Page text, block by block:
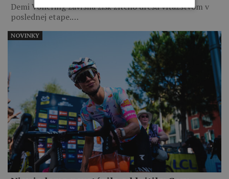
Demi Vollering zavŕšila zisk žltého dresu víťazstvom v
poslednej etape.…
NOVINKY